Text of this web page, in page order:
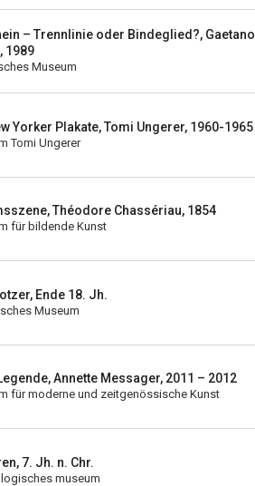
– Trennlinie oder Bindeglied?, Gaetano
1989
Museum
Yorker Plakate, Tomi Ungerer, 1960-1965
Tomi Ungerer
Théodore Chassériau, 1854
für bildende Kunst
Ende 18. Jh.
Museum
Annette Messager, 2011 – 2012
für moderne und zeitgenössische Kunst
7. Jh. n. Chr.
museum